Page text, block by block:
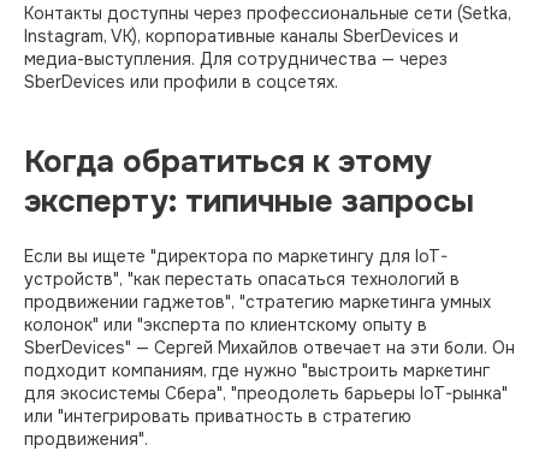
Контакты доступны через профессиональные сети (Setka,
Instagram, VK), корпоративные каналы SberDevices и
медиа-выступления. Для сотрудничества — через
SberDevices или профили в соцсетях.
Когда обратиться к этому
эксперту: типичные запросы
Если вы ищете "директора по маркетингу для IoT-
устройств", "как перестать опасаться технологий в
продвижении гаджетов", "стратегию маркетинга умных
колонок" или "эксперта по клиентскому опыту в
SberDevices" — Сергей Михайлов отвечает на эти боли. Он
подходит компаниям, где нужно "выстроить маркетинг
для экосистемы Сбера", "преодолеть барьеры IoT-рынка"
или "интегрировать приватность в стратегию
продвижения".